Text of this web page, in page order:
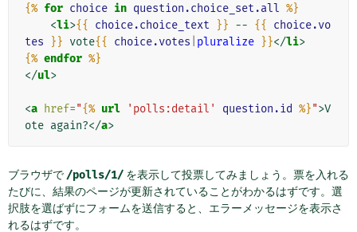
{% for choice in question.choice_set.all %}
<li>{{ choice.choice_text }} -- {{
choice.vo
tes
}} vote{{ choice.votes pluralize }}</li>
{% endfor %}
</ul>
<a href="{% url 'polls:detail' question.id %}">V
ote again?</a>
ブラウザで /polls/1/ を表示して投票してみましょう。票を入れる
たびに、結果のページが更新されていることがわかるはずです。選
択肢を選ばずにフォームを送信すると、エラーメッセージを表示さ
れるはずです。